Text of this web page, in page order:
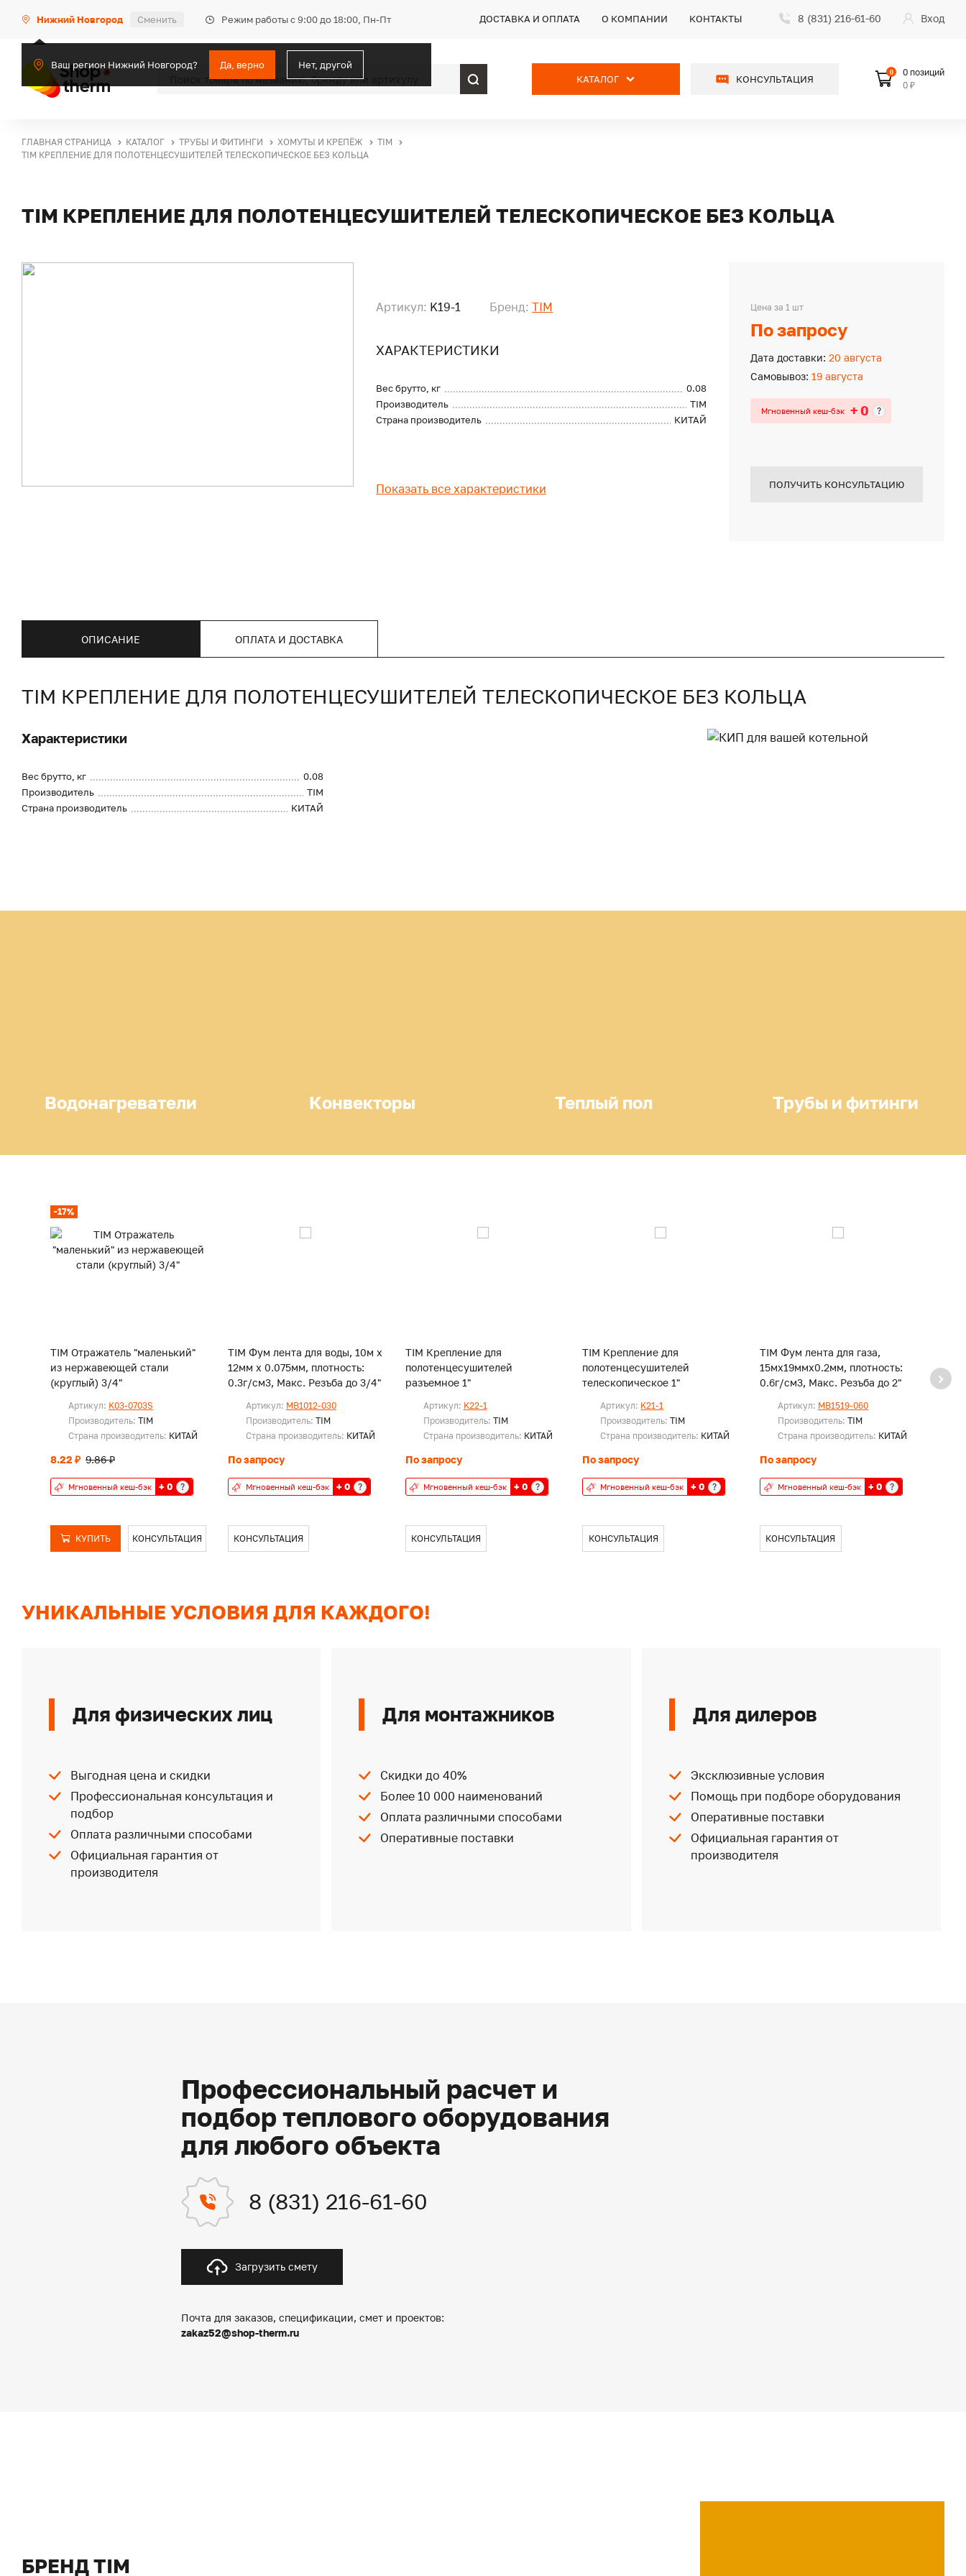
Нижний Новгород Сменить Режим работы с 9:00 до 18:00, Пн-Пт
Ваш регион Нижний Новгород? Да, верно Нет, другой
ДОСТАВКА И ОПЛАТА О КОМПАНИИ КОНТАКТЫ 8 (831) 216-61-60 Вход
КАТАЛОГ КОНСУЛЬТАЦИЯ
0
0 позиций
0 ₽
ГЛАВНАЯ СТРАНИЦА КАТАЛОГ ТРУБЫ И ФИТИНГИ ХОМУТЫ И КРЕПЁЖ
TIM
TIM КРЕПЛЕНИЕ ДЛЯ ПОЛОТЕНЦЕСУШИТЕЛЕЙ ТЕЛЕСКОПИЧЕСКОЕ БЕЗ КОЛЬЦА
TIM КРЕПЛЕНИЕ ДЛЯ ПОЛОТЕНЦЕСУШИТЕЛЕЙ ТЕЛЕСКОПИЧЕСКОЕ БЕЗ КОЛЬЦА
Артикул: K19-1 Бренд: TIM
ХАРАКТЕРИСТИКИ
Вес брутто, кг
0.08
Производитель
TIM
Страна производитель
КИТАЙ
Показать все характеристики
Цена за 1 шт
По запросу
Дата доставки: 20 августа
Самовывоз: 19 августа
Мгновенный кеш-бэк + 0 ?
ПОЛУЧИТЬ КОНСУЛЬТАЦИЮ
ОПИСАНИЕ ОПЛАТА И ДОСТАВКА
TIM КРЕПЛЕНИЕ ДЛЯ ПОЛОТЕНЦЕСУШИТЕЛЕЙ ТЕЛЕСКОПИЧЕСКОЕ БЕЗ КОЛЬЦА
Характеристики
Вес брутто, кг
0.08
Производитель
TIM
Страна производитель
КИТАЙ
Водонагреватели Конвекторы Теплый пол Трубы и фитинги
-17%
TIM Отражатель "маленький"
из нержавеющей стали
(круглый) 3/4"
Артикул: K03-0703S
Производитель: TIM
Страна производитель: КИТАЙ
8.22 ₽ 9.86 ₽
Мгновенный кеш-бэк + 0 ?
КУПИТЬ КОНСУЛЬТАЦИЯ
TIM Фум лента для воды, 10м х
12мм х 0.075мм, плотность:
0.3г/см3, Макс. Резъба до 3/4"
Артикул: MB1012-030
Производитель: TIM
Страна производитель: КИТАЙ
По запросу
Мгновенный кеш-бэк + 0 ?
КОНСУЛЬТАЦИЯ
TIM Крепление для
полотенцесушителей
разъемное 1"
Артикул: K22-1
Производитель: TIM
Страна производитель: КИТАЙ
По запросу
Мгновенный кеш-бэк + 0 ?
КОНСУЛЬТАЦИЯ
TIM Крепление для
полотенцесушителей
телескопическое 1"
Артикул: K21-1
Производитель:TIM
Страна производитель: КИТАЙ
По запросу
Мгновенный кеш-бэк + 0 ?
КОНСУЛЬТАЦИЯ
TIM Фум лента для газа,
15мх19ммх0.2мм, плотность:
0.6г/см3, Макс. Резъба до 2"
Артикул: MB1519-060
Производитель:TIM
Страна производитель: КИТАЙ
По запросу
Мгновенный кеш-бэк + 0 ?
КОНСУЛЬТАЦИЯ
УНИКАЛЬНЫЕ УСЛОВИЯ ДЛЯ КАЖДОГО!
Для физических лиц
Выгодная цена и скидки
Профессиональная консультация и
подбор
Оплата различными способами
Официальная гарантия от
производителя
Для монтажников
Скидки до 40%
Более 10 000 наименований
Оплата различными способами
Оперативные поставки
Для дилеров
Эксклюзивные условия
Помощь при подборе оборудования
Оперативные поставки
Официальная гарантия от
производителя
Профессиональный расчет и
подбор теплового оборудования
для любого объекта
8 (831) 216-61-60
Загрузить смету
Почта для заказов, спецификации, смет и проектов:
zakaz52@shop-therm.ru
БРЕНД TIM